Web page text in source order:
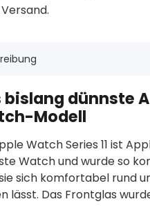
bislang dünnste
Modell
Watch Series 11 ist
Watch und wurde so
sich komfortabel rund
lässt. Das Frontglas